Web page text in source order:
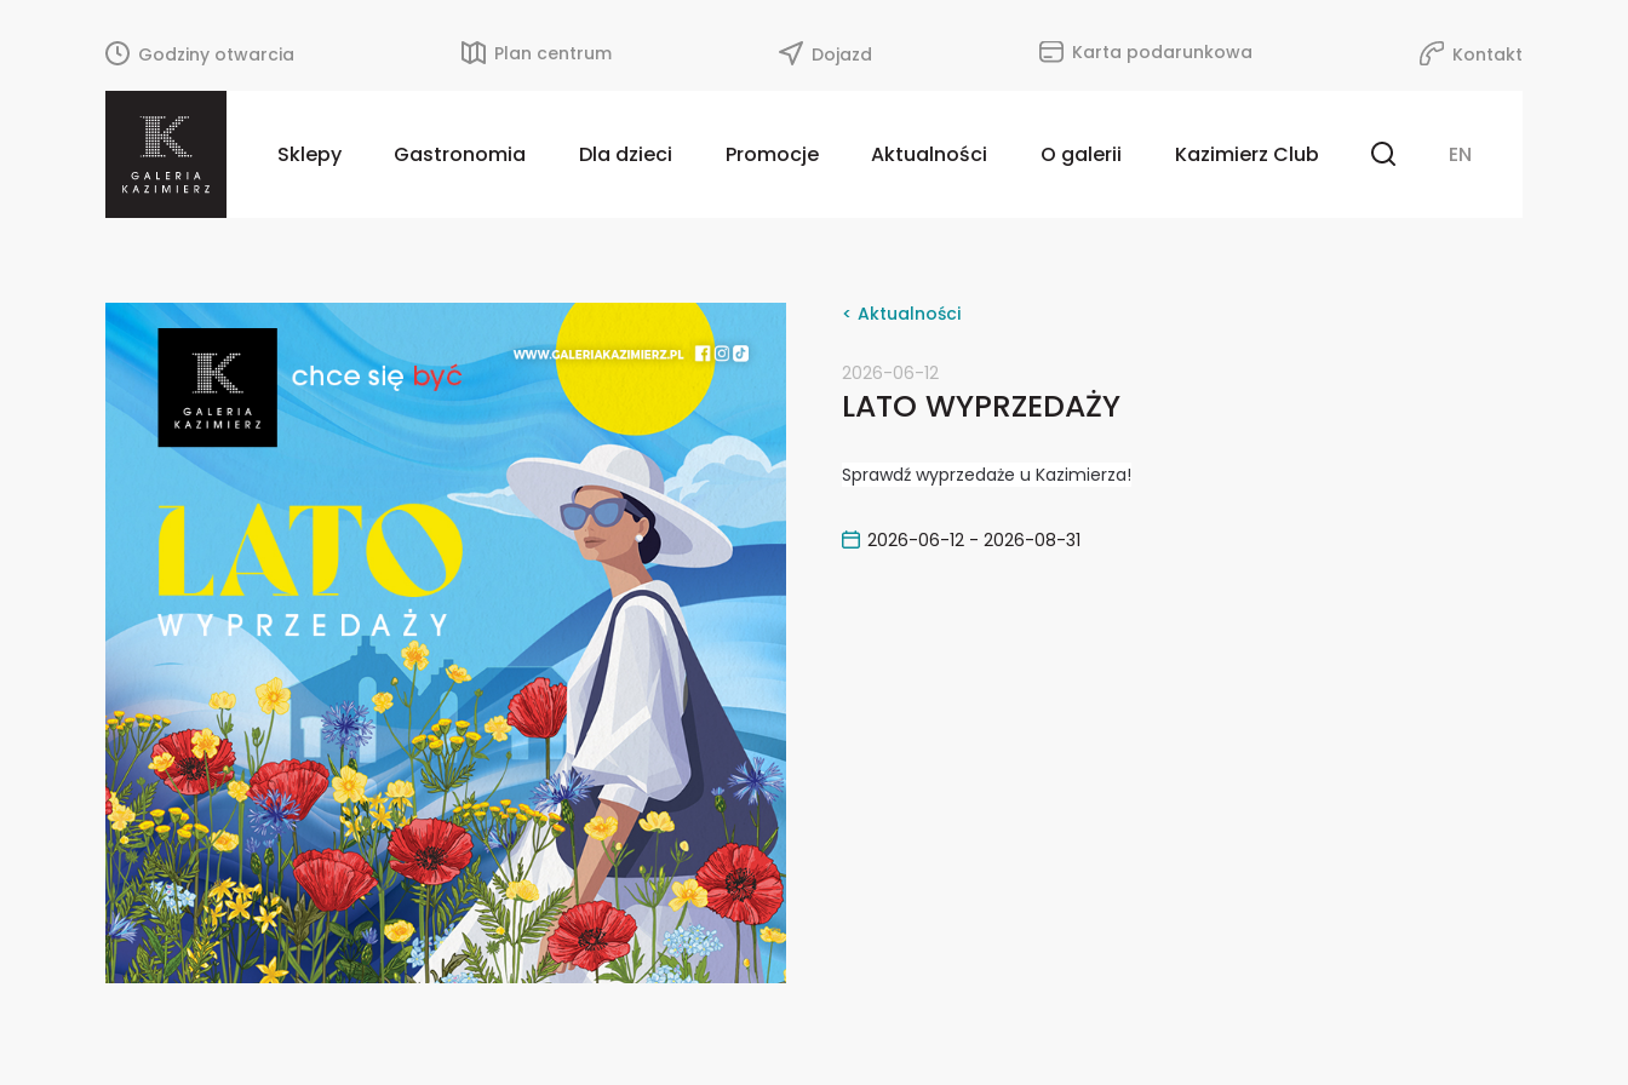
Godziny otwarcia Plan centrum Dojazd Karta podarunkowa Kontakt
Sklepy Gastronomia Dla dzieci Promocje Aktualności O galerii Kazimierz Club EN
< Aktualności
2026-06-12
LATO WYPRZEDAŻY
Sprawdź wyprzedaże u Kazimierza!
2026-06-12 - 2026-08-31